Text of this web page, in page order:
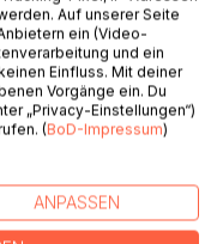
Ratgeber. Geh mir
Buch!" Wenn du
Buch lieben.
Geschichte, wie sie
ähnlich geschehen
die das
Auf unserer Seite
ein (Video-
und ein
Einfluss. Mit deiner
Vorgänge ein. Du
„Privacy-Einstellungen“)
(BoD-Impressum)
ANPASSEN